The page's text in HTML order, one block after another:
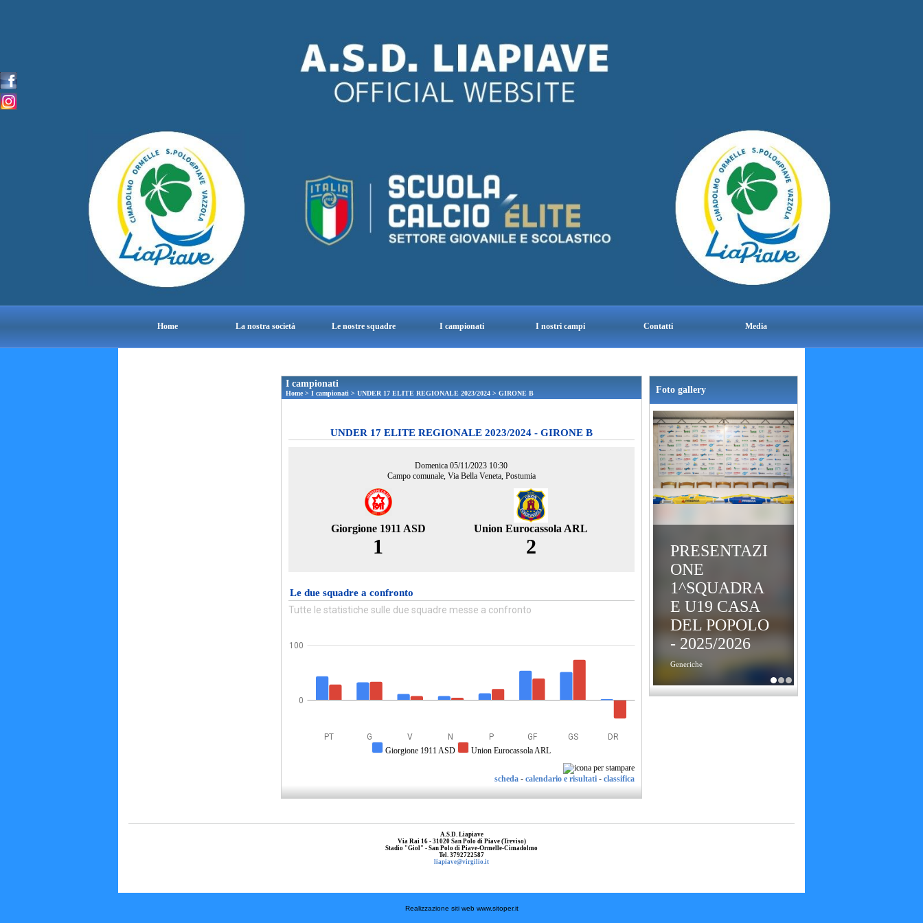
Home La nostra società Le nostre squadre I campionati I nostri campi Contatti Media
I campionati
Home> I campionati> UNDER 17 ELITE REGIONALE 2023/2024> GIRONE B
UNDER 17 ELITE REGIONALE 2023/2024 - GIRONE B
Domenica 05/11/2023 10:30
Campo comunale, Via Bella Veneta, Postumia
Giorgione 1911 ASD Union Eurocassola ARL
1 2
Le due squadre a confronto
Tutte le statistiche sulle due squadre messe a confronto
PT G V N P GF GS DR
0
100
Giorgione 1911 ASD Union Eurocassola ARL
scheda -calendario e risultati -classifica
Foto gallery
PRESENTAZI
ONE
1^SQUADRA
E U19 CASA
DEL POPOLO
- 2025/2026
Generiche
A.S.D. Liapiave
Via Rai 16 - 31020 San Polo di Piave (Treviso)
Stadio "Giol" - San Polo di Piave-Ormelle-Cimadolmo
Tel. 3792722587
liapiave@virgilio.it
Realizzazione siti web www.sitoper.it